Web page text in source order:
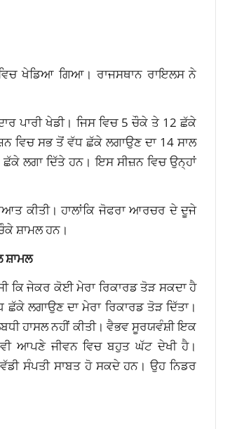
ਖੇਡਿਆ ਗਿਆ। ਰਾਜਸਥਾਨ ਰਾਇਲਸ ਨੇ
ਪਾਰੀ ਖੇਡੀ। ਜਿਸ ਵਿਚ 5 ਚੌਕੇ ਤੇ 12 ਛੱਕੇ
ਵਿਚ ਸਭ ਤੋਂ ਵੱਧ ਛੱਕੇ ਲਗਾਉਣ ਦਾ 14 ਸਾਲ
ਲਗਾ ਦਿੱਤੇ ਹਨ। ਇਸ ਸੀਜ਼ਨ ਵਿਚ ਉਨ੍ਹਾਂ
ਕੀਤੀ। ਹਾਲਾਂਕਿ ਜੋਫਰਾ ਆਰਚਰ ਦੇ ਦੂਜੇ
ਸ਼ਾਮਲ ਹਨ।
ਸ਼ਾਮਲ
ਕਿ ਜੇਕਰ ਕੋਈ ਮੇਰਾ ਰਿਕਾਰਡ ਤੋੜ ਸਕਦਾ ਹੈ
ਲਗਾਉਣ ਦਾ ਮੇਰਾ ਰਿਕਾਰਡ ਤੋੜ ਦਿੱਤਾ।
ਹਾਸਲ ਨਹੀਂ ਕੀਤੀ। ਵੈਭਵ ਸੂਰਯਵੰਸ਼ੀ ਇਕ
ਆਪਣੇ ਜੀਵਨ ਵਿਚ ਬਹੁਤ ਘੱਟ ਦੇਖੀ ਹੈ।
ਸੰਪਤੀ ਸਾਬਤ ਹੋ ਸਕਦੇ ਹਨ। ਉਹ ਨਿਡਰ